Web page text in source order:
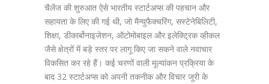
चैलेंज की शुरुआत ऐसे भारतीय स्टार्टअप्स की पहचान और
सहायता के लिए की गई थी, जो मैन्युफैक्चरिंग, सस्टेनेबिलिटी,
शिक्षा, डीकार्बोनाइजेशन, ऑटोमोबाइल और इलेक्ट्रिक व्हीकल
जैसे क्षेत्रों में बड़े स्तर पर लागू किए जा सकने वाले नवाचार
विकसित कर रहे हैं। कई चरणों वाली मूल्यांकन प्रक्रिया के
बाद 32 स्टार्टअप्स को अपनी तकनीक और विचार जूरी के